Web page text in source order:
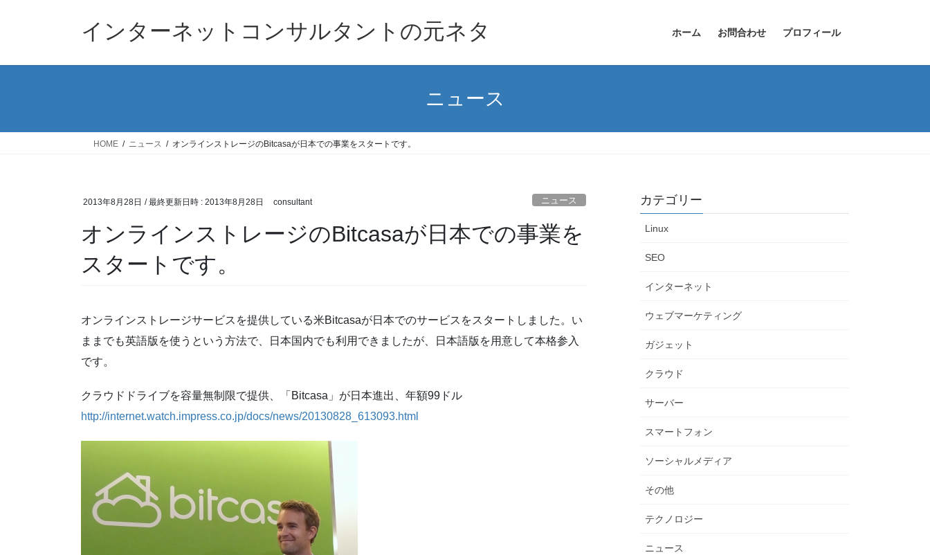
インターネットコンサルタントの元ネタ ホーム お問合わせ プロフィール
ニュース
HOME ニュース オンラインストレージのBitcasaが日本での事業をスタートです。
2013年8月28日 / 最終更新日時 : 2013年8月28日 consultant ニュース
オンラインストレージのBitcasaが日本での事業を
スタートです。
オンラインストレージサービスを提供している米Bitcasaが日本でのサービスをスタートしました。い
ままでも英語版を使うという方法で、日本国内でも利用できましたが、日本語版を用意して本格参入
です。
クラウドドライブを容量無制限で提供、「Bitcasa」が日本進出、年額99ドル
http://internet.watch.impress.co.jp/docs/news/20130828_613093.html
カテゴリー
Linux
SEO
インターネット
ウェブマーケティング
ガジェット
クラウド
サーバー
スマートフォン
ソーシャルメディア
その他
テクノロジー
ニュース